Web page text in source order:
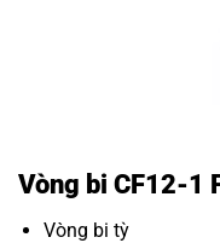
Vòng bi CF12-1
Vòng bi tỳ